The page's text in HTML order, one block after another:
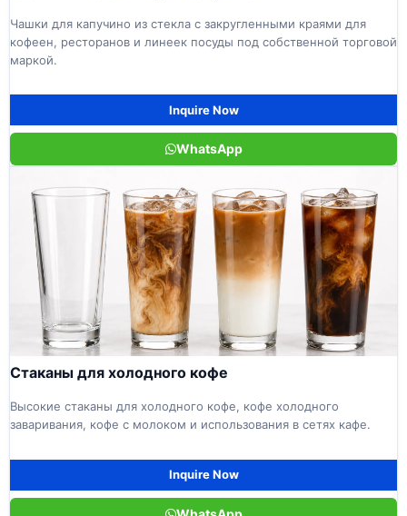
Чашки для капучино из стекла с закругленными краями для
кофеен, ресторанов и линеек посуды под собственной торговой
маркой.
Inquire Now
WhatsApp
Стаканы для холодного кофе
Высокие стаканы для холодного кофе, кофе холодного
заваривания, кофе с молоком и использования в сетях кафе.
Inquire Now